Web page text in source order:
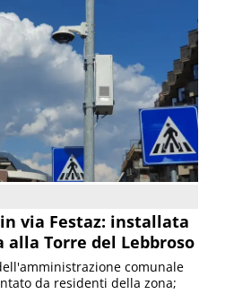
via Festaz: installata
alla Torre del Lebbroso
comunale
da residenti della zona;